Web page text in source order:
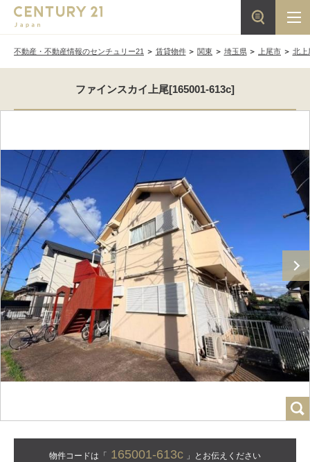
不動産・不動産情報のセンチュリー21 賃貸物件 関東 埼玉県 上尾市 北上
ファインスカイ上尾[165001-613c]
物件コードは「 165001-613c 」とお伝えください